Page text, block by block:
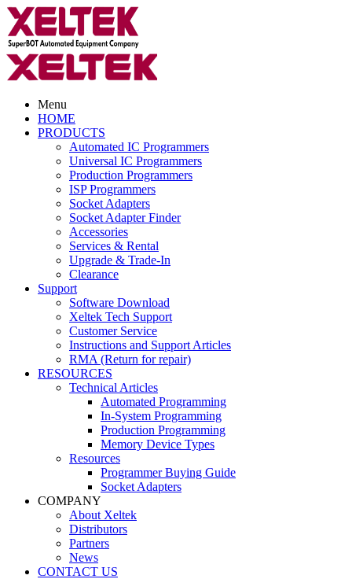
Menu
HOME
PRODUCTS
Automated IC Programmers
Universal IC Programmers
Production Programmers
ISP Programmers
Socket Adapters
Socket Adapter Finder
Accessories
Services & Rental
Upgrade & Trade-In
Clearance
Support
Software Download
Xeltek Tech Support
Customer Service
Instructions and Support Articles
RMA (Return for repair)
RESOURCES
Technical Articles
Automated Programming
In-System Programming
Production Programming
Memory Device Types
Resources
Programmer Buying Guide
Socket Adapters
COMPANY
About Xeltek
Distributors
Partners
News
CONTACT US